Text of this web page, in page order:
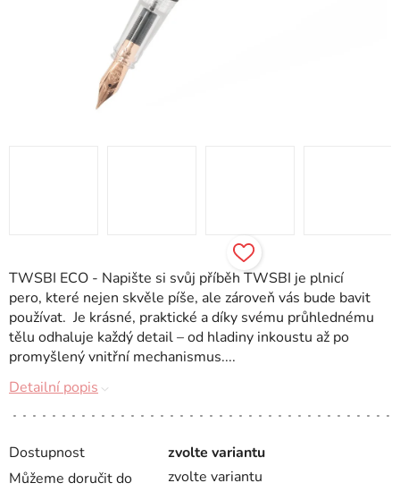
Dostupnost
zvolte variantu
Můžeme doručit do
zvolte variantu
TWSBI ECO - Napište si svůj příběh TWSBI je plnicí
pero, které nejen skvěle píše, ale zároveň vás bude bavit
používat. Je krásné, praktické a díky svému průhlednému
tělu odhaluje každý detail – od hladiny inkoustu až po
promyšlený vnitřní mechanismus....
Detailní popis